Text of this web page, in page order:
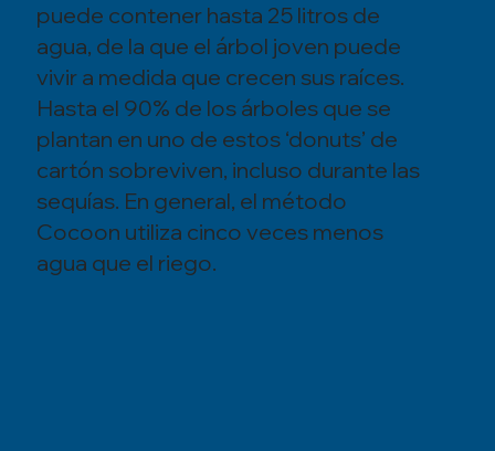
puede contener hasta 25 litros de
agua, de la que el árbol joven puede
vivir a medida que crecen sus raíces.
Hasta el 90% de los árboles que se
plantan en uno de estos ‘donuts’ de
cartón sobreviven, incluso durante las
sequías. En general, el método
Cocoon utiliza cinco veces menos
agua que el riego.